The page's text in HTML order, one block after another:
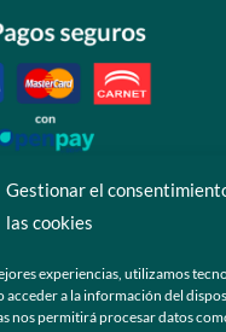
Gestionar el
las cookies
experiencias, utilizamos
acceder a la información del
nos permitirá procesar datos
55 6173 7725 (Ventas)